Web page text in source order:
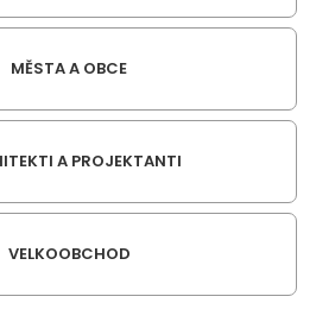
MĚSTA A OBCE
A PROJEKTANTI
VELKOOBCHOD